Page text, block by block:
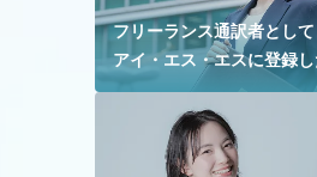
フリーランス通訳者として
アイ・エス・エスに登録